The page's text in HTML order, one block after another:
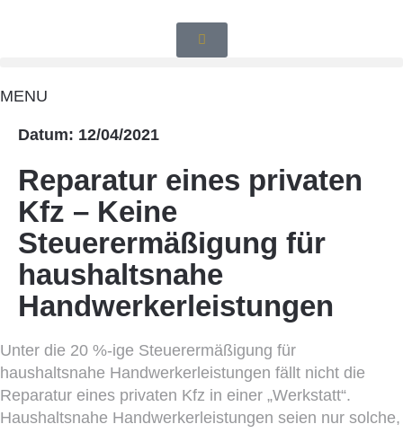
MENU
Datum: 12/04/2021
Reparatur eines privaten
Kfz – Keine
Steuerermäßigung für
haushaltsnahe
Handwerkerleistungen
Unter die 20 %-ige Steuerermäßigung für
haushaltsnahe Handwerkerleistungen fällt nicht die
Reparatur eines privaten Kfz in einer „Werkstatt“.
Haushaltsnahe Handwerkerleistungen seien nur solche,